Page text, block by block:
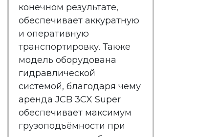
конечном результате,
обеспечивает аккуратную
и оперативную
транспортировку. Также
модель оборудована
гидравлической
системой, благодаря чему
аренда JCB 3CX Super
обеспечивает максимум
грузоподъёмности при